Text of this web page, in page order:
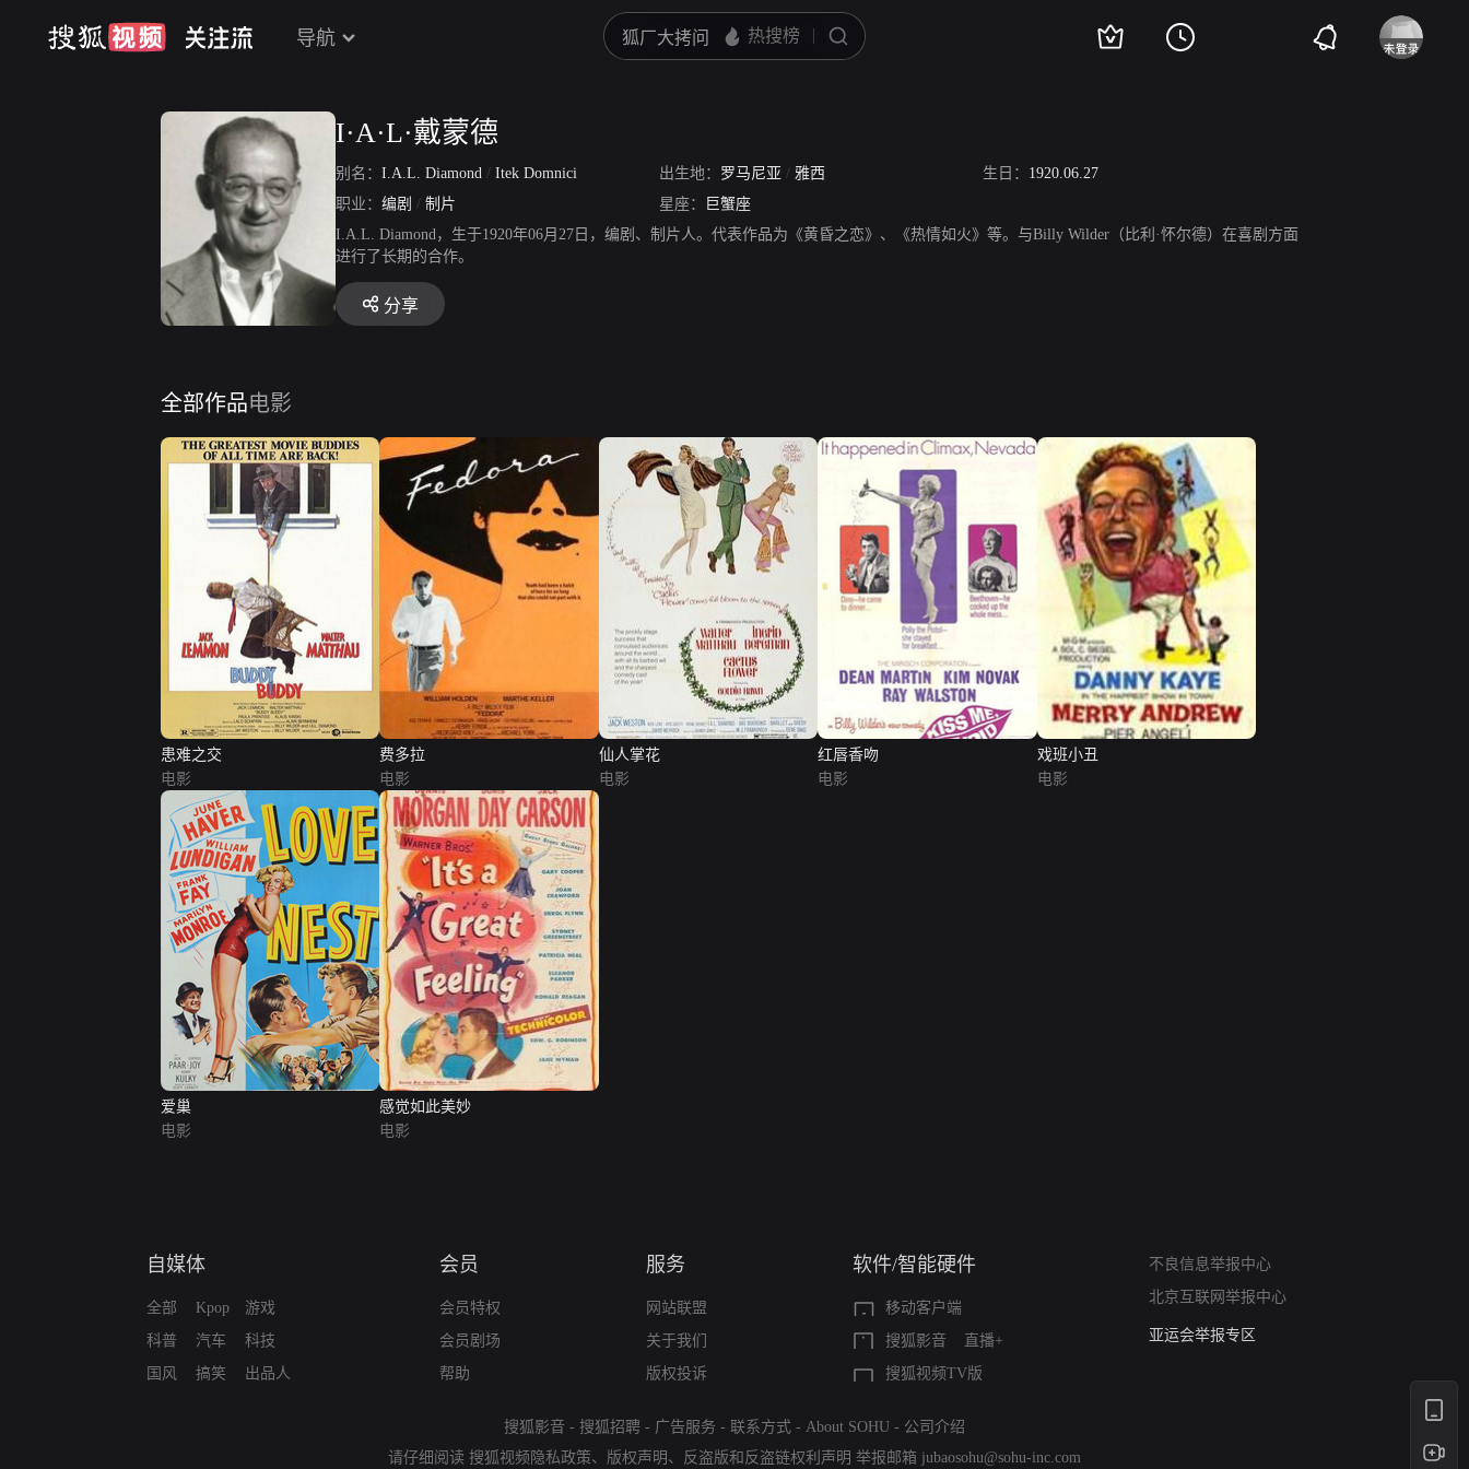
导航
I·A·L·戴蒙德
别名： I.A.L. Diamond / Itek Domnici 出生地： 罗马尼亚 / 雅西 生日： 1920.06.27
职业： 编剧 / 制片 星座：
巨蟹座
I.A.L. Diamond，生于1920年06月27日，编剧、制片人。代表作品为《黄昏之恋》、《热情如火》等。与Billy Wilder（比利·怀尔德）在喜剧方面
进行了长期的合作。
分享
全部作品电影
患难之交
电影
费多拉
电影
仙人掌花
电影
红唇香吻
电影
戏班小丑
电影
爱巢
电影
感觉如此美妙
电影
自媒体
全部
科普
国风
Kpop
汽车
搞笑
游戏
科技
出品人
会员
会员特权
会员剧场
帮助
服务
网站联盟
关于我们
版权投诉
软件/智能硬件
移动客户端
搜狐影音
直播+
搜狐视频TV版
不良信息举报中心
北京互联网举报中心
算法推荐专项举报
亚运会举报专区
搜狐影音 - 搜狐招聘 - 广告服务 - 联系方式 - About SOHU - 公司介绍
请仔细阅读 搜狐视频隐私政策、 版权声明 、 反盗版和反盗链权利声明 举报邮箱 jubaosohu@sohu-inc.com